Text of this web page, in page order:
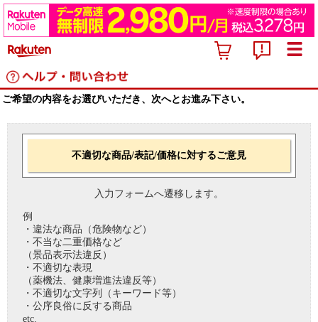
ご希望の内容をお選びいただき、次へとお進み下さい。
不適切な商品/表記/価格に対するご意見
入力フォームへ遷移します。
例
・違法な商品（危険物など）
・不当な二重価格など
（景品表示法違反）
・不適切な表現
（薬機法、健康増進法違反等）
・不適切な文字列（キーワード等）
・公序良俗に反する商品
etc.